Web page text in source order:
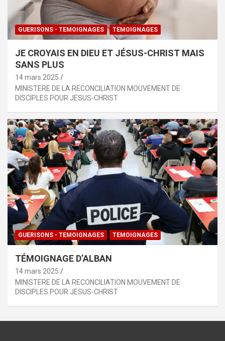
GUERISONS - TEMOIGNAGES TEMOIGNAGES
JE CROYAIS EN DIEU ET JÉSUS-CHRIST MAIS
SANS PLUS
14 mars 2025
MINISTERE DE LA RECONCILIATION MOUVEMENT DE
DISCIPLES POUR JESUS-CHRIST
GUERISONS - TEMOIGNAGES TEMOIGNAGES
TÉMOIGNAGE D’ALBAN
14 mars 2025
MINISTERE DE LA RECONCILIATION MOUVEMENT DE
DISCIPLES POUR JESUS-CHRIST